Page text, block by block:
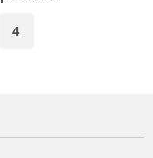
4